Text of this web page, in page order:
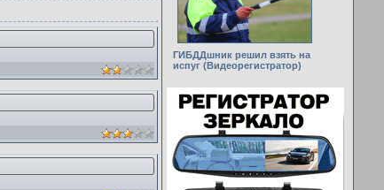
ГИБДДшник решил взять на
испуг (Видеорегистратор)